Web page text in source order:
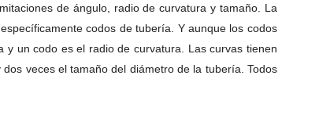
de ángulo, radio de curvatura y tamaño. La
codos de tubería. Y aunque los codos
y un codo es el radio de curvatura. Las curvas tienen
veces el tamaño del diámetro de la tubería. Todos